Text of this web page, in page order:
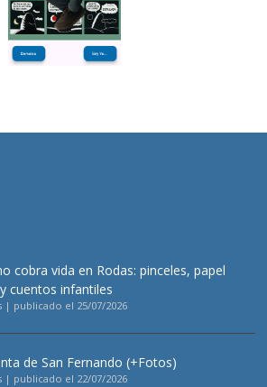
cobra vida en Rodas: pinceles, papel
cuentos infantiles
| publicado el 25/07/2026
de San Fernando (+Fotos)
| publicado el 22/07/2026